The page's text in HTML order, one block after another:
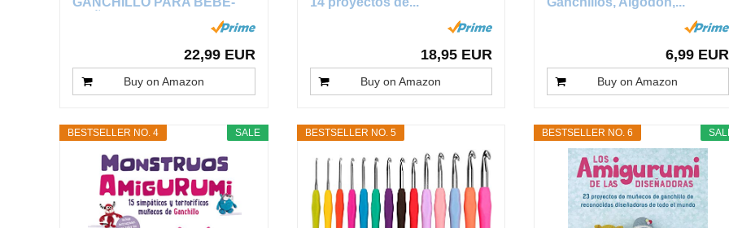
22,99 EUR
Buy on Amazon
18,95 EUR
Buy on Amazon
6,99 EUR
Buy on Amazon
SALE
BESTSELLER NO. 4 BESTSELLER NO. 5 BESTSELLER NO. 6